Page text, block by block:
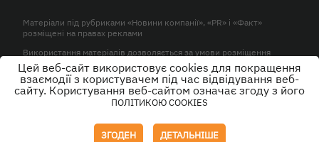
Матеріали під рубриками «Новини компанії», «PR» і «Факт»
розміщені на правах реклами
Використання матеріалів дозволяється за умови розміщення
активного гіперпосилання на KP.UA в першому абзаці.
© ТОВ «ЮЛАВ МЕДІА» 2026. Всі права захищені.
Цей веб-сайт використовує cookies для покращення
взаємодії з користувачем під час відвідування веб-
сайту. Користування веб-сайтом означає згоду з його
ПОЛІТИКОЮ COOKIES
ЗГОДЕН ДЕТАЛЬНІШЕ